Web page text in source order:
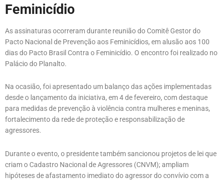
Feminicídio
As assinaturas ocorreram durante reunião do Comitê Gestor do
Pacto Nacional de Prevenção aos Feminicídios, em alusão aos 100
dias do Pacto Brasil Contra o Feminicídio. O encontro foi realizado no
Palácio do Planalto.
Na ocasião, foi apresentado um balanço das ações implementadas
desde o lançamento da iniciativa, em 4 de fevereiro, com destaque
para medidas de prevenção à violência contra mulheres e meninas,
fortalecimento da rede de proteção e responsabilização de
agressores.
Durante o evento, o presidente também sancionou projetos de lei que
criam o Cadastro Nacional de Agressores (CNVM); ampliam
hipóteses de afastamento imediato do agressor do convívio com a